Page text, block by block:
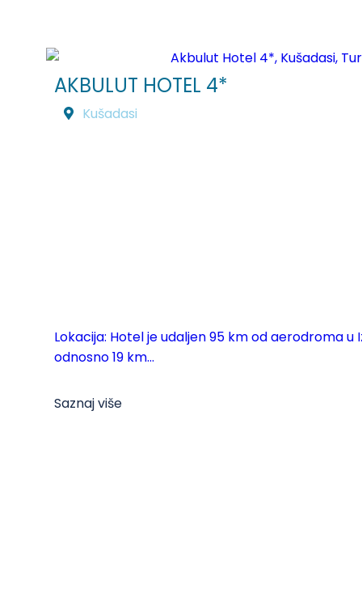
AKBULUT HOTEL 4*
Kušadasi
Lokacija: Hotel je udaljen 95 km od aerodroma u
odnosno 19 km...
Saznaj više